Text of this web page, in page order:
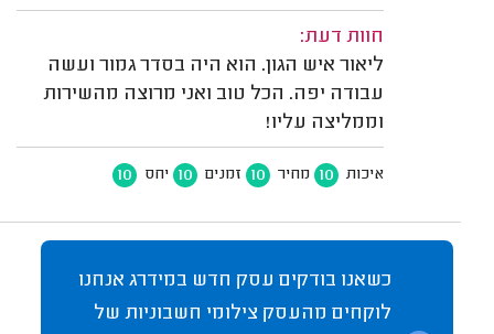
חוות דעת:
ליאור איש הגון. הוא היה בסדר גמור ועשה
עבודה יפה. הכל טוב ואני מרוצה מהשירות
וממליצה עליו!
איכות 10 מחיר 10 זמנים 10 יחס 10
כשאנו בודקים עסק חדש במידרג אנחנו
לוקחים מהעסק צילומי חשבוניות של